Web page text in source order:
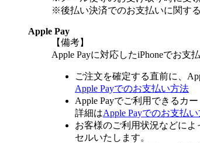
※後払い決済でのお支払いに関す
Apple Pay
【備考】
Apple Payに対応したiPhoneでお支
ご注文を確定する直前に、
Apple Payでのお支払い方法
Apple Payでご利用できるカ
詳細はApple Payでのお支払
お客様のご利用状況などに
セルいたします。